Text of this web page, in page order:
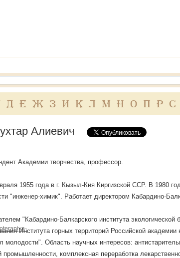
Д Е Ж З И К Л М Н О П Р С
Алиевич
Академии творчества, профессор.
1955 года в г. Кызыл-Кия Киргизской ССР. В 1980
"инженер-химик". Работает директором Кабардино-
"Кабардино-Балкарского института
Института горных территорий Российской
Область научных интересов:
промышленности, комплексная переработка